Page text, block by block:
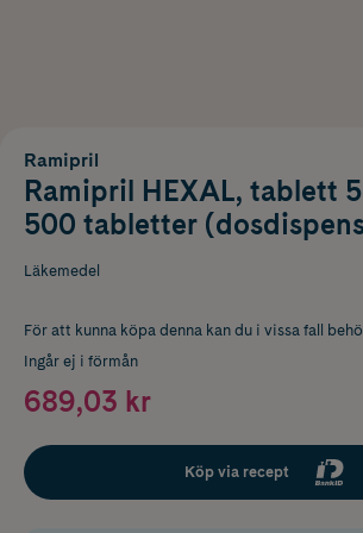
Ramipril
Ramipril HEXAL, tablett
500 tabletter
Läkemedel
För att kunna köpa denna kan du i vissa fall
Ingår ej i förmån
689,03 kr
Köp via recept